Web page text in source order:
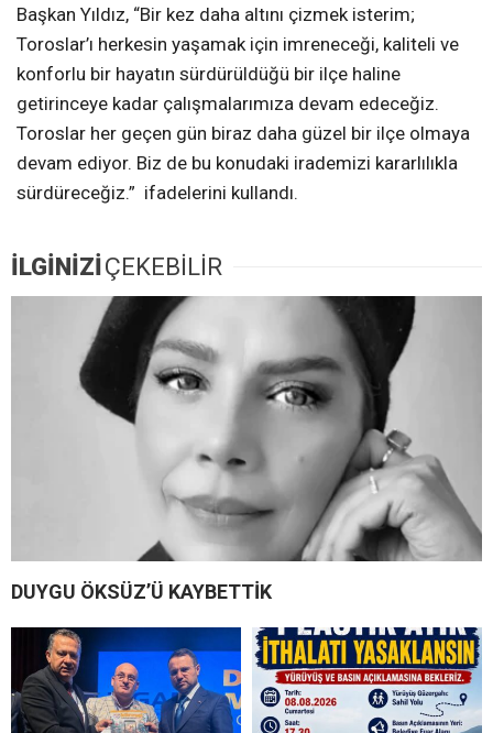
Başkan Yıldız, “Bir kez daha altını çizmek isterim;
Toroslar’ı herkesin yaşamak için imreneceği, kaliteli ve
konforlu bir hayatın sürdürüldüğü bir ilçe haline
getirinceye kadar çalışmalarımıza devam edeceğiz.
Toroslar her geçen gün biraz daha güzel bir ilçe olmaya
devam ediyor. Biz de bu konudaki irademizi kararlılıkla
sürdüreceğiz.” ifadelerini kullandı.
İLGİNİZİÇEKEBİLİR
DUYGU ÖKSÜZ’Ü KAYBETTİK